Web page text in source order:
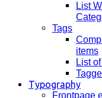
List
Tags
items
List
Typography
Frontpage